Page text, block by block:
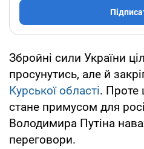
Збройні сили України
просунутись, але й
Курської області. Проте
стане примусом для
Володимира Путіна
переговори.